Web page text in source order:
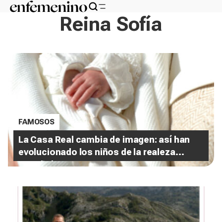
Reina Sofía
FAMOSOS
La Casa Real cambia de imagen: así han
evolucionado los niños de la realeza
española